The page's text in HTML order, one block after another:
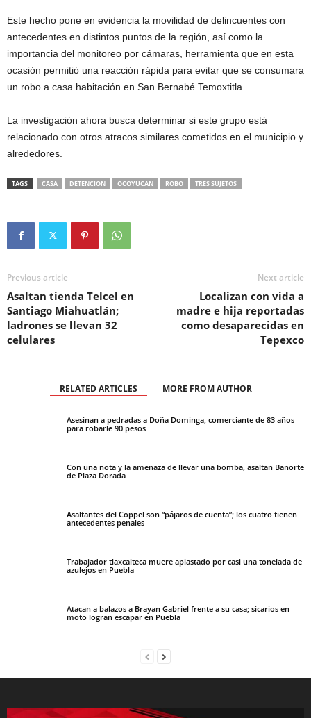
Este hecho pone en evidencia la movilidad de delincuentes con
antecedentes en distintos puntos de la región, así como la
importancia del monitoreo por cámaras, herramienta que en esta
ocasión permitió una reacción rápida para evitar que se consumara
un robo a casa habitación en San Bernabé Temoxtitla.
La investigación ahora busca determinar si este grupo está
relacionado con otros atracos similares cometidos en el municipio y
alrededores.
TAGS CASA DETENCION OCOYUCAN ROBO TRES SUJETOS
Previous article
Asaltan tienda Telcel en
Santiago Miahuatlán;
ladrones se llevan 32
celulares
Next article
Localizan con vida a
madre e hija reportadas
como desaparecidas en
Tepexco
RELATED ARTICLES MORE FROM AUTHOR
Asesinan a pedradas a Doña Dominga, comerciante de 83 años
para robarle 90 pesos
Con una nota y la amenaza de llevar una bomba, asaltan Banorte
de Plaza Dorada
Asaltantes del Coppel son “pájaros de cuenta”; los cuatro tienen
antecedentes penales
Trabajador tlaxcalteca muere aplastado por casi una tonelada de
azulejos en Puebla
Atacan a balazos a Brayan Gabriel frente a su casa; sicarios en
moto logran escapar en Puebla